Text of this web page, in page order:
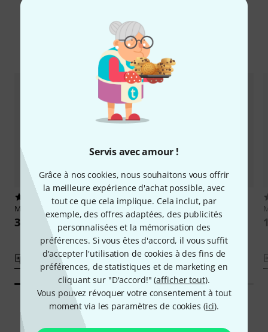
Servis avec amour !
Grâce à nos cookies, nous souhaitons vous offrir
la meilleure expérience d'achat possible, avec
tout ce que cela implique. Cela inclut, par
exemple, des offres adaptées, des publicités
personnalisées et la mémorisation des
préférences. Si vous êtes d'accord, il vous suffit
d'accepter l'utilisation de cookies à des fins de
préférences, de statistiques et de marketing en
cliquant sur "D'accord!" (afficher tout).
Vous pouvez révoquer votre consentement à tout
moment via les paramètres de cookies (ici).
Comparez les alternatives
1
Mutec REF 10 black
3 666 €
Comparer
6
Antelope OCX HD
1 699 €
Comparer